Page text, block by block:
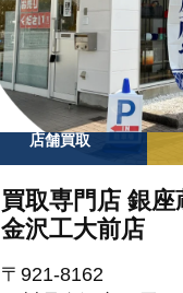
店舗買取
買取専門店 銀座
金沢工大前店
〒921-8162